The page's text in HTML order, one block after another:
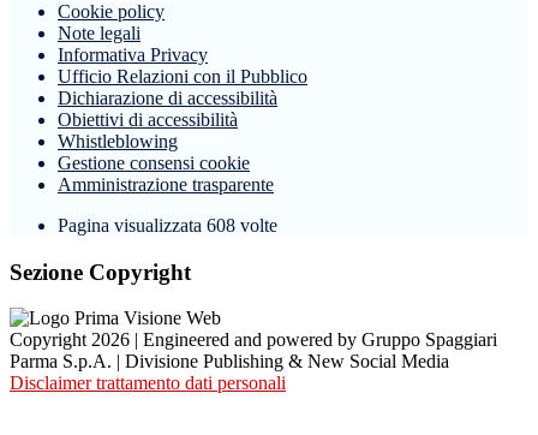
Cookie policy
Note legali
Informativa Privacy
Ufficio Relazioni con il Pubblico
Dichiarazione di accessibilità
Obiettivi di accessibilità
Whistleblowing
Gestione consensi cookie
Amministrazione trasparente
Pagina visualizzata 608 volte
Sezione Copyright
Copyright 2026 | Engineered and powered by Gruppo Spaggiari
Parma S.p.A. | Divisione Publishing & New Social Media
Disclaimer trattamento dati personali